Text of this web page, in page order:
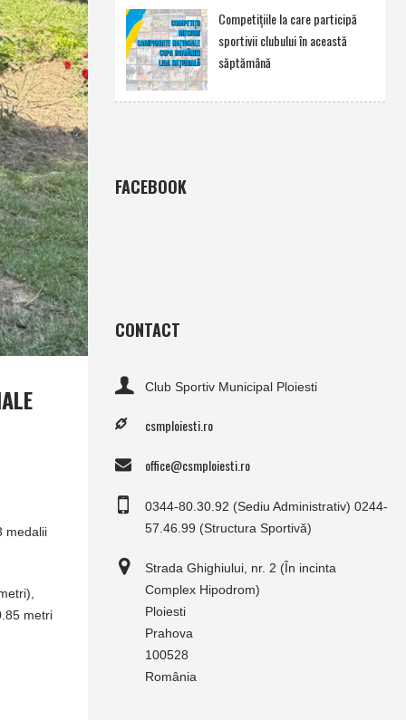
medalii
metri
Competiţiile la care participă
sportivii clubului în această
săptămână
FACEBOOK
CONTACT
Club Sportiv Municipal Ploiesti
csmploiesti.ro
office@csmploiesti.ro
0344-80.30.92 (Sediu Administrativ) 0244-
57.46.99 (Structura Sportivă)
Strada Ghighiului, nr. 2 (În incinta
Complex Hipodrom)
Ploiesti
Prahova
100528
România